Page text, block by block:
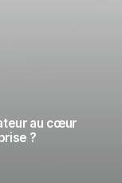
au cœur
?